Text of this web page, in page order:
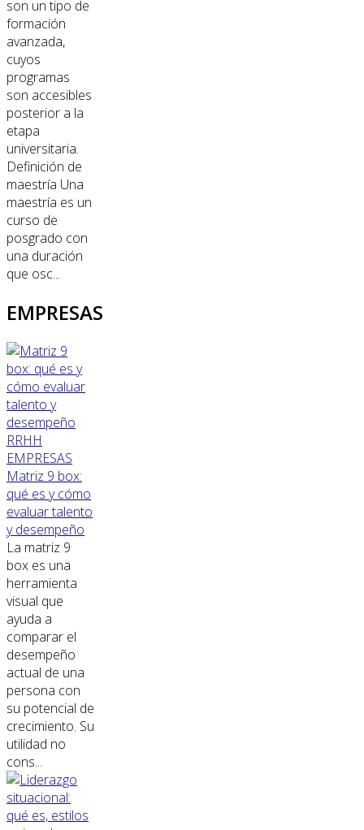
son un tipo de
formación
avanzada,
cuyos
programas
son accesibles
posterior a la
etapa
universitaria.
Definición de
maestría Una
maestría es un
curso de
posgrado con
una duración
que osc...
EMPRESAS
RRHH
EMPRESAS
Matriz 9 box:
qué es y cómo
evaluar talento
y desempeño
La matriz 9
box es una
herramienta
visual que
ayuda a
comparar el
desempeño
actual de una
persona con
su potencial de
crecimiento. Su
utilidad no
cons...